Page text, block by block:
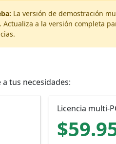
La versión de demostración
Actualiza a la versión completa
tus necesidades:
Licencia